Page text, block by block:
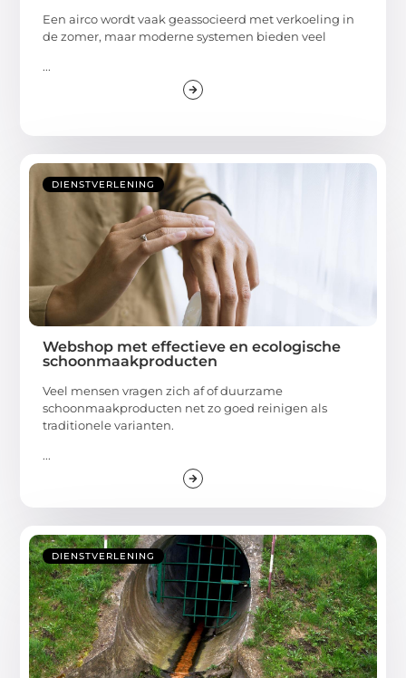
Een airco wordt vaak geassocieerd met verkoeling in
de zomer, maar moderne systemen bieden veel
...
DIENSTVERLENING
Webshop met effectieve en ecologische
schoonmaakproducten
Veel mensen vragen zich af of duurzame
schoonmaakproducten net zo goed reinigen als
traditionele varianten.
...
DIENSTVERLENING